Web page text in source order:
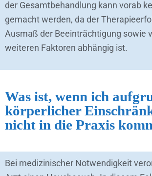
der Gesamtbehandlung kann vorab
gemacht werden, da der
Ausmaß der Beeinträchtigung sowie
weiteren Faktoren abhängig ist.
Was ist, wenn ich
körperlicher
nicht in die Praxis
Bei medizinischer Notwendigkeit